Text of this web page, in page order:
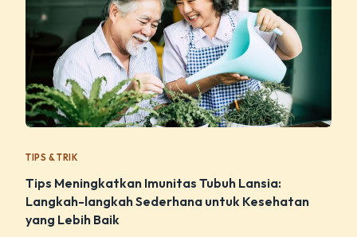
TIPS & TRIK
Tips Meningkatkan Imunitas Tubuh Lansia:
Langkah-langkah Sederhana untuk Kesehatan
yang Lebih Baik